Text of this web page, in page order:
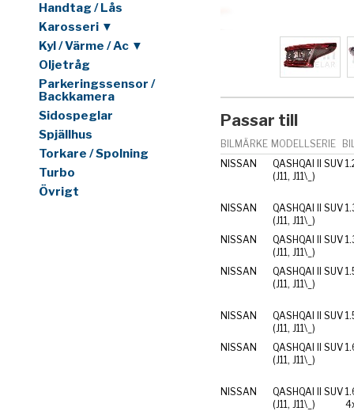
Handtag / Lås
Karosseri ▼
Kyl / Värme / Ac ▼
Oljetråg
Parkeringssensor /
Backkamera
Sidospeglar
Spjällhus
Torkare / Spolning
Turbo
Övrigt
Passar till
BILMÄRKE MODELLSERIE
NISSAN
QASHQAI II SUV
(J11, J11\_)
NISSAN
QASHQAI II SUV
(J11, J11\_)
NISSAN
QASHQAI II SUV
(J11, J11\_)
NISSAN
QASHQAI II SUV
(J11, J11\_)
NISSAN
QASHQAI II SUV
(J11, J11\_)
NISSAN
QASHQAI II SUV
(J11, J11\_)
NISSAN
QASHQAI II SUV
(J11, J11\_)